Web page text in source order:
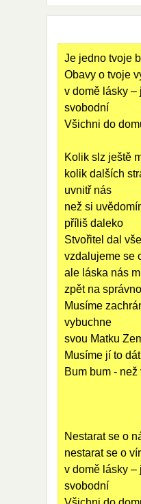
Je jedno tvoje
Obavy o tvoje
v domě lásky –
svobodní
Všichni do
Kolik slz ještě
kolik dalších
uvnitř nás
než si
příliš daleko
Stvořitel dal
vzdalujeme se
ale láska nás
zpět na
Musíme
vybuchne
svou Matku
Musíme jí to
Bum bum -
Nestarat se o
nestarat se o
v domě lásky –
svobodní